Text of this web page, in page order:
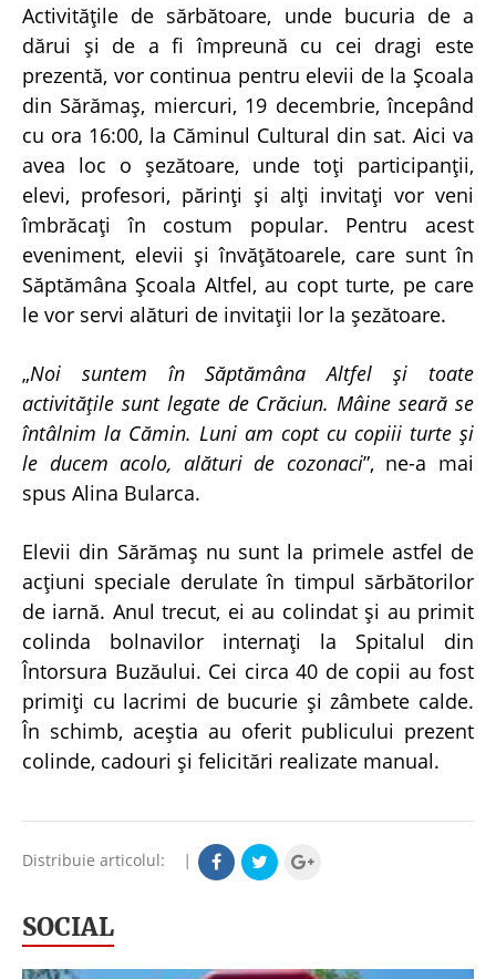
Activitățile de sărbătoare, unde bucuria de a
dărui și de a fi împreună cu cei dragi este
prezentă, vor continua pentru elevii de la Școala
din Sărămaș, miercuri, 19 decembrie, începând
cu ora 16:00, la Căminul Cultural din sat. Aici va
avea loc o șezătoare, unde toți participanții,
elevi, profesori, părinți și alți invitați vor veni
îmbrăcați în costum popular. Pentru acest
eveniment, elevii și învățătoarele, care sunt în
Săptămâna Școala Altfel, au copt turte, pe care
le vor servi alături de invitații lor la șezătoare.
„Noi suntem în Săptămâna Altfel și toate
activitățile sunt legate de Crăciun. Mâine seară se
întâlnim la Cămin. Luni am copt cu copiii turte și
le ducem acolo, alături de cozonaci”, ne-a mai
spus Alina Bularca.
Elevii din Sărămaș nu sunt la primele astfel de
acțiuni speciale derulate în timpul sărbătorilor
de iarnă. Anul trecut, ei au colindat și au primit
colinda bolnavilor internaţi la Spitalul din
Întorsura Buzăului. Cei circa 40 de copii au fost
primiţi cu lacrimi de bucurie şi zâmbete calde.
În schimb, aceştia au oferit publicului prezent
colinde, cadouri şi felicitări realizate manual.
Distribuie articolul: |
SOCIAL